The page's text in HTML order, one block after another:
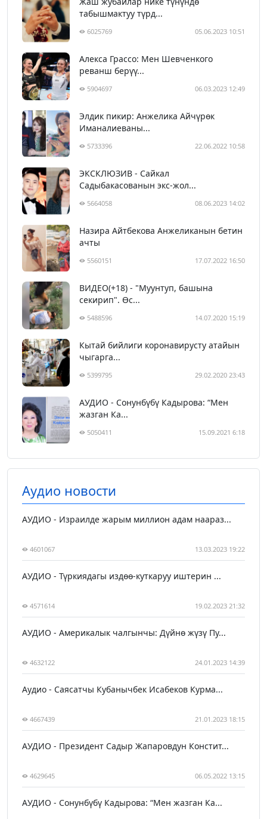
табышмактуу түрд...
6025769 05.06.2023 10:51
Алекса Грассо: Мен Шевченкого
реванш берүү...
5904697 06.03.2023 12:49
Элдик пикир: Анжелика Айчүрөк
Иманалиеваны...
5733396 22.06.2022 10:58
ЭКСКЛЮЗИВ - Сайкал
Садыбакасованын экс-жол...
5664058 08.06.2023 14:02
Назира Айтбекова Анжеликанын бетин
ачты
5560151 17.07.2022 16:50
ВИДЕО(+18) - "Муунтуп, башына
секирип". Өс...
5488596 14.07.2020 15:19
Кытай бийлиги коронавирусту атайын
чыгарга...
5399795 29.02.2020 23:43
АУДИО - Сонунбүбү Кадырова: “Мен
жазган Ка...
5050411 15.09.2021 6:18
Аудио новости
АУДИО - Израилде жарым миллион адам наараз...
4601067 13.03.2023 19:22
АУДИО - Түркиядагы издөө-куткаруу иштерин ...
4571614 19.02.2023 21:32
АУДИО - Америкалык чалгынчы: Дүйнө жүзү Пу...
4632122 24.01.2023 14:39
Аудио - Саясатчы Кубанычбек Исабеков Курма...
4667439 21.01.2023 18:15
АУДИО - Президент Садыр Жапаровдун Констит...
4629645 06.05.2022 13:15
АУДИО - Сонунбүбү Кадырова: “Мен жазган Ка...